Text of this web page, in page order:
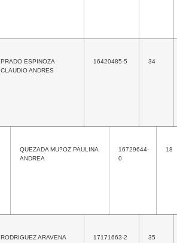
PRADO ESPINOZA
CLAUDIO ANDRES
16420485-5 34
QUEZADA MU?OZ PAULINA
ANDREA
16729644-
0
18
RODRIGUEZ ARAVENA
17171663-2 35